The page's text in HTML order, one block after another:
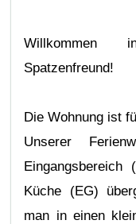
Willkommen
Spatzenfreund!
Die Wohnung ist
Unserer
Küche (EG)
man in einen